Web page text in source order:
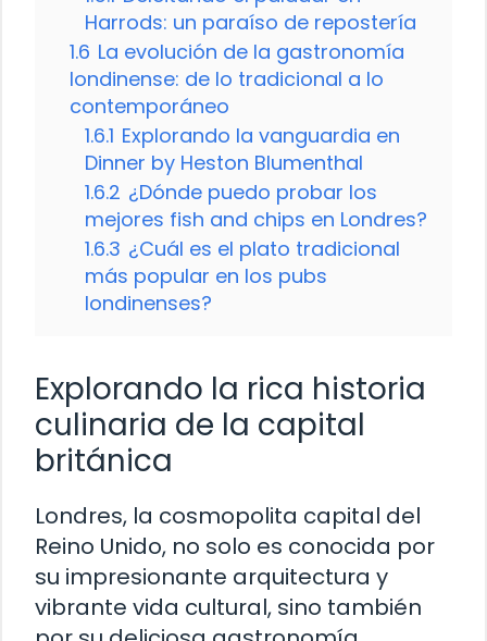
Harrods: un paraíso de repostería
1.6 La evolución de la gastronomía
londinense: de lo tradicional a lo
contemporáneo
1.6.1 Explorando la vanguardia en
Dinner by Heston Blumenthal
1.6.2 ¿Dónde puedo probar los
mejores fish and chips en Londres?
1.6.3 ¿Cuál es el plato tradicional
más popular en los pubs
londinenses?
Explorando la rica historia
culinaria de la capital
británica
Londres, la cosmopolita capital del
Reino Unido, no solo es conocida por
su impresionante arquitectura y
vibrante vida cultural, sino también